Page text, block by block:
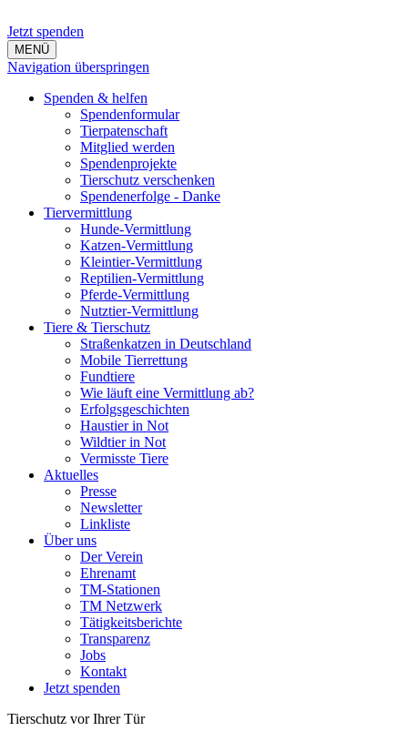
Jetzt spenden
MENÜ
Navigation überspringen
Spenden & helfen
Spendenformular
Tierpatenschaft
Mitglied werden
Spendenprojekte
Tierschutz verschenken
Spendenerfolge - Danke
Tiervermittlung
Hunde-Vermittlung
Katzen-Vermittlung
Kleintier-Vermittlung
Reptilien-Vermittlung
Pferde-Vermittlung
Nutztier-Vermittlung
Tiere & Tierschutz
Straßenkatzen in Deutschland
Mobile Tierrettung
Fundtiere
Wie läuft eine Vermittlung ab?
Erfolgsgeschichten
Haustier in Not
Wildtier in Not
Vermisste Tiere
Aktuelles
Presse
Newsletter
Linkliste
Über uns
Der Verein
Ehrenamt
TM-Stationen
TM Netzwerk
Tätigkeitsberichte
Transparenz
Jobs
Kontakt
Jetzt spenden
Tierschutz vor Ihrer Tür